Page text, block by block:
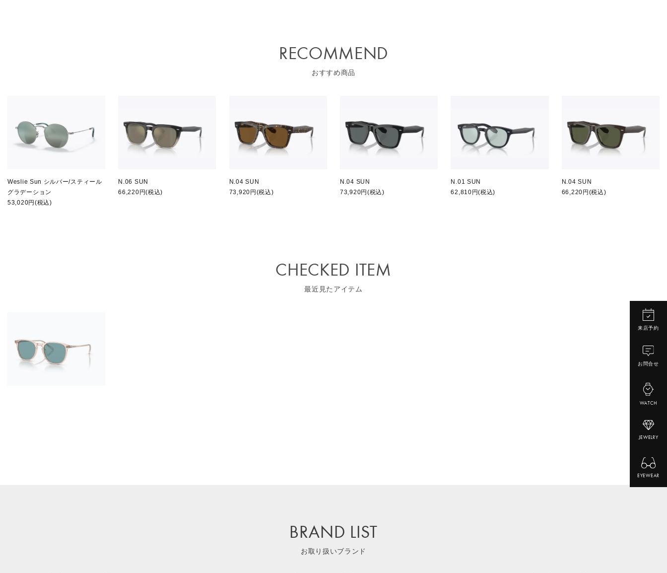
来店予約
お問合せ
WATCH
JEWELRY
EYEWEAR
RECOMMEND
おすすめ商品
Weslie Sun シルバー/スティール
グラデーション
53,020円(税込)
N.06 SUN
66,220円(税込)
N.04 SUN
73,920円(税込)
N.04 SUN
73,920円(税込)
N.01 SUN
62,810円(税込)
N.04 SUN
66,220円(税込)
CHECKED ITEM
最近見たアイテム
BRAND LIST
お取り扱いブランド